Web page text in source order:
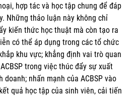
hợp tác và học tập chung để đáp
Những thảo luận này không chỉ
kiến ​​thức học thuật mà còn tạo ra
có thể áp dụng trong các tổ chức
khu vực; khẳng định vai trò quan
trong việc thúc đẩy sự xuất
nhấn mạnh của ACBSP vào
quả học tập của sinh viên, cải tiến